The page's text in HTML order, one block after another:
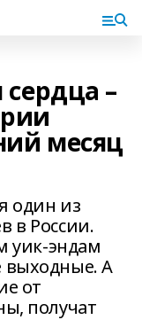
–
месяц
один из
в России.
уик-эндам
выходные. А
от
получат